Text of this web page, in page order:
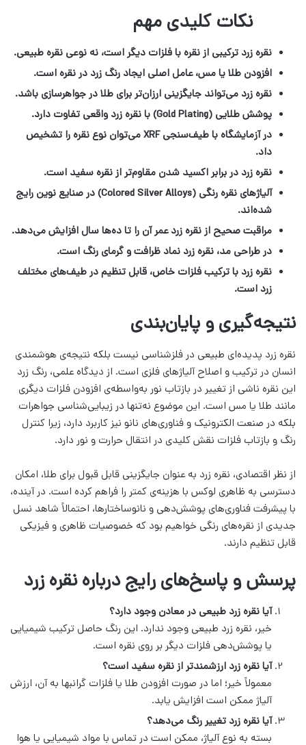
نکات کلیدی مهم
نقره زرد ترکیبی از نقره با فلزات دیگر است، نه نوعی نقره طبیعی.
افزودن طلا یا مس، عامل اصلی ایجاد رنگ زرد در نقره است.
نقره زرد می‌تواند جایگزینی ارزان‌تر برای طلا در جواهرسازی باشد.
پوشش طلایی (Gold Plating) با نقره زرد واقعی تفاوت دارد.
در آزمایشگاه با طیف‌سنجی XRF می‌توان نوع نقره را تشخیص
داد.
نقره زرد در برابر اکسید شدن مقاوم‌تر از نقره سفید است.
آلیاژهای نقره رنگی (Colored Silver Alloys) در صنایع نوین رایج
شده‌اند.
مراقبت صحیح از نقره زرد عمر آن را تا ده‌ها سال افزایش می‌دهد.
در طراحی مد، نقره زرد نماد ظرافت و گرمای رنگ است.
نقره زرد با ترکیب فلزات خاص، قابل تنظیم در طیف‌های مختلف
زرد است.
نتیجه‌گیری و پایان‌بندی
نقره زرد پدیده‌ای طبیعی در فلزشناسی نیست بلکه نتیجه‌ی هوشمندی
انسان در ترکیب و اصلاح آلیاژهای فلزی است. از دیدگاه علمی، رنگ زرد
این نقره ناشی از تغییر در بازتاب نور به‌واسطه‌ی افزودن فلزات دیگری
مانند طلا یا مس است. این موضوع نه‌تنها در زیبایی‌شناسی جواهرات
بلکه در صنعت الکترونیک و فناوری‌های نانو نیز کاربرد دارد، زیرا کنترل
رنگ و بازتاب فلزات نقش کلیدی در انتقال حرارت و نور دارد.
از نظر اقتصادی، نقره زرد به عنوان جایگزینی قابل قبول برای طلا، امکان
دسترسی به ظاهری لوکس با هزینه‌ی کمتر را فراهم کرده است. در آینده،
با پیشرفت فناوری‌های پوشش‌دهی و نانوساختارها، احتمالاً شاهد نسل
جدیدی از نقره‌های رنگی خواهیم بود که خصوصیات ظاهری و فیزیکی
قابل تنظیم دارند.
پرسش و پاسخ‌های رایج درباره نقره زرد
آیا نقره زرد طبیعی در معادن وجود دارد؟
خیر، نقره زرد طبیعی وجود ندارد. این رنگ حاصل ترکیب شیمیایی
یا پوشش‌دهی فلزات دیگر بر روی نقره است.
آیا نقره زرد ارزشمندتر از نقره سفید است؟
معمولاً خیر؛ اما در صورت افزودن طلا یا فلزات گرانبها به آن، ارزش
آلیاژ ممکن است افزایش یابد.
آیا نقره زرد تغییر رنگ می‌دهد؟
بسته به نوع آلیاژ، ممکن است در تماس با مواد شیمیایی یا هوا